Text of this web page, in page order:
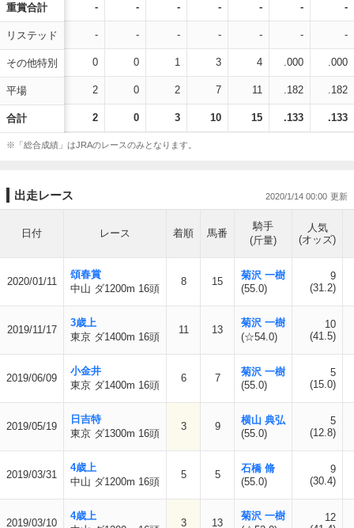
重賞合計
リステッド
その他特別
平場
合計
- - - - - - -
- - - - - - -
0 0 1 3 4 .000 .000
2 0 2 7 11 .182 .182
2 0 3 10 15 .133 .133
※「総合成績」はJRAのレースのみとなります。
出走レース 2020/1/14 00:00
日付 レース 着順 馬番
騎手
(斤量)
人気
(オッズ)
2020/01/11
頌春賞
中山 ダ1200m 16頭
8 15
菊沢 一樹
(55.0)
9
(31.2)
2019/11/17
3歳上
東京 ダ1400m 16頭
11 13
菊沢 一樹
(☆54.0)
10
(41.5)
2019/06/09
小金井
東京 ダ1400m 16頭
6 7
菊沢 一樹
(55.0)
5
(15.0)
2019/05/19
日吉特
東京 ダ1300m 16頭
3 9
横山 典弘
(55.0)
5
(12.8)
2019/03/31
4歳上
中山 ダ1200m 16頭
5 5
石橋 脩
(55.0)
9
(30.4)
2019/03/10
4歳上
3 13
菊沢 一樹
12